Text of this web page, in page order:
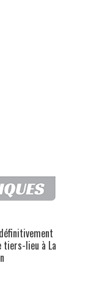
tiers-lieu à La